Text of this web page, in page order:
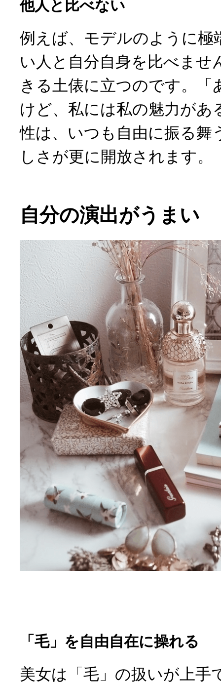
他人と比べない
例えば、モデルのように極
い人と自分自身を比べませ
きる土俵に立つのです。「
けど、私には私の魅力があ
性は、いつも自由に振る舞
しさが更に開放されます。
自分の演出がうまい
「毛」を自由自在に操れる
美女は「毛」の扱いが上手